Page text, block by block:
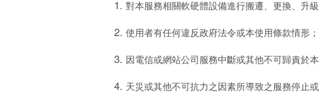
對本服務相關軟硬體設備進行搬遷、更換、升
使用者有任何違反政府法令或本使用條款情形；
因電信或網站公司服務中斷或其他不可歸責於
天災或其他不可抗力之因素所導致之服務停止或